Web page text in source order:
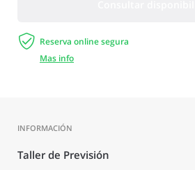
 Reserva online segura
Mas info
INFORMACIÓN
Taller de Previsión